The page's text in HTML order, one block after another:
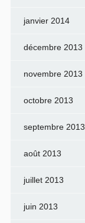
janvier 2014
décembre 2013
novembre 2013
octobre 2013
septembre 2013
août 2013
juillet 2013
juin 2013